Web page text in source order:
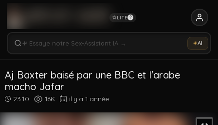
LITE ?
Rechercher vidéos, modèles, tags...
Essaye notre Sex-Assistant IA →
AI
Aj Baxter baisé par une BBC et l'arabe
macho Jafar
23:10 16K il y a 1 année